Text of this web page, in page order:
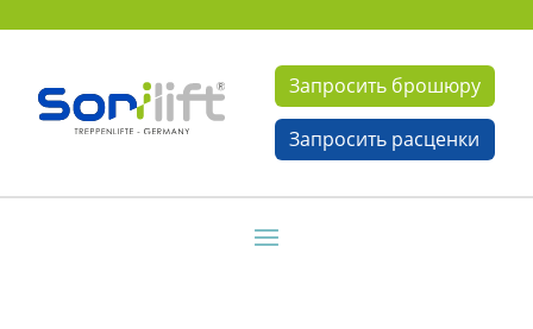
Запросить брошюру
Запросить расценки